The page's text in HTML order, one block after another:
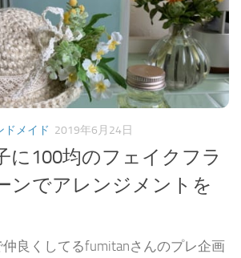
ドメイド 2019年6月24日
に100均のフェイクフラ
ンでアレンジメントを
良くしてるfumitanさんのプレ企画